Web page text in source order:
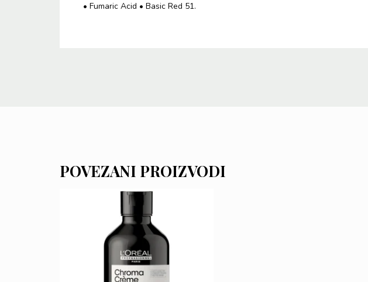
• Fumaric Acid • Basic Red 51.
POVEZANI PROIZVODI